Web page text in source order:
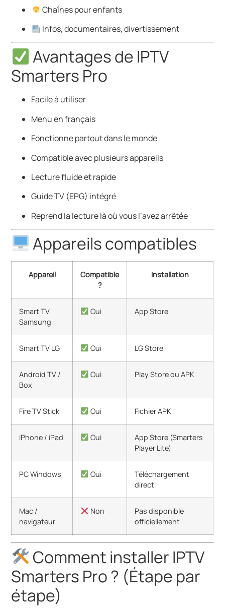
Chaînes pour enfants
Infos, documentaires, divertissement
Avantages de IPTV
Smarters Pro
Facile à utiliser
Menu en français
Fonctionne partout dans le monde
Compatible avec plusieurs appareils
Lecture fluide et rapide
Guide TV (EPG) intégré
Reprend la lecture là où vous l’avez arrêtée
Appareils compatibles
Appareil
Compatible
?
Installation
Smart TV
Samsung
Oui App Store
Smart TV LG Oui LG Store
Android TV /
Box
Oui Play Store ou APK
Fire TV Stick Oui Fichier APK
iPhone / iPad Oui
App Store (Smarters
Player Lite)
PC Windows Oui
Téléchargement
direct
Mac /
navigateur
Non
Pas disponible
officiellement
Comment installer IPTV
Smarters Pro ? (Étape par
étape)